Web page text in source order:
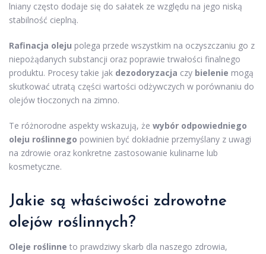
lniany często dodaje się do sałatek ze względu na jego niską
stabilność cieplną.
Rafinacja oleju polega przede wszystkim na oczyszczaniu go z
niepożądanych substancji oraz poprawie trwałości finalnego
produktu. Procesy takie jak dezodoryzacja czy bielenie mogą
skutkować utratą części wartości odżywczych w porównaniu do
olejów tłoczonych na zimno.
Te różnorodne aspekty wskazują, że wybór odpowiedniego
oleju roślinnego powinien być dokładnie przemyślany z uwagi
na zdrowie oraz konkretne zastosowanie kulinarne lub
kosmetyczne.
Jakie są właściwości zdrowotne
olejów roślinnych?
Oleje roślinne to prawdziwy skarb dla naszego zdrowia,